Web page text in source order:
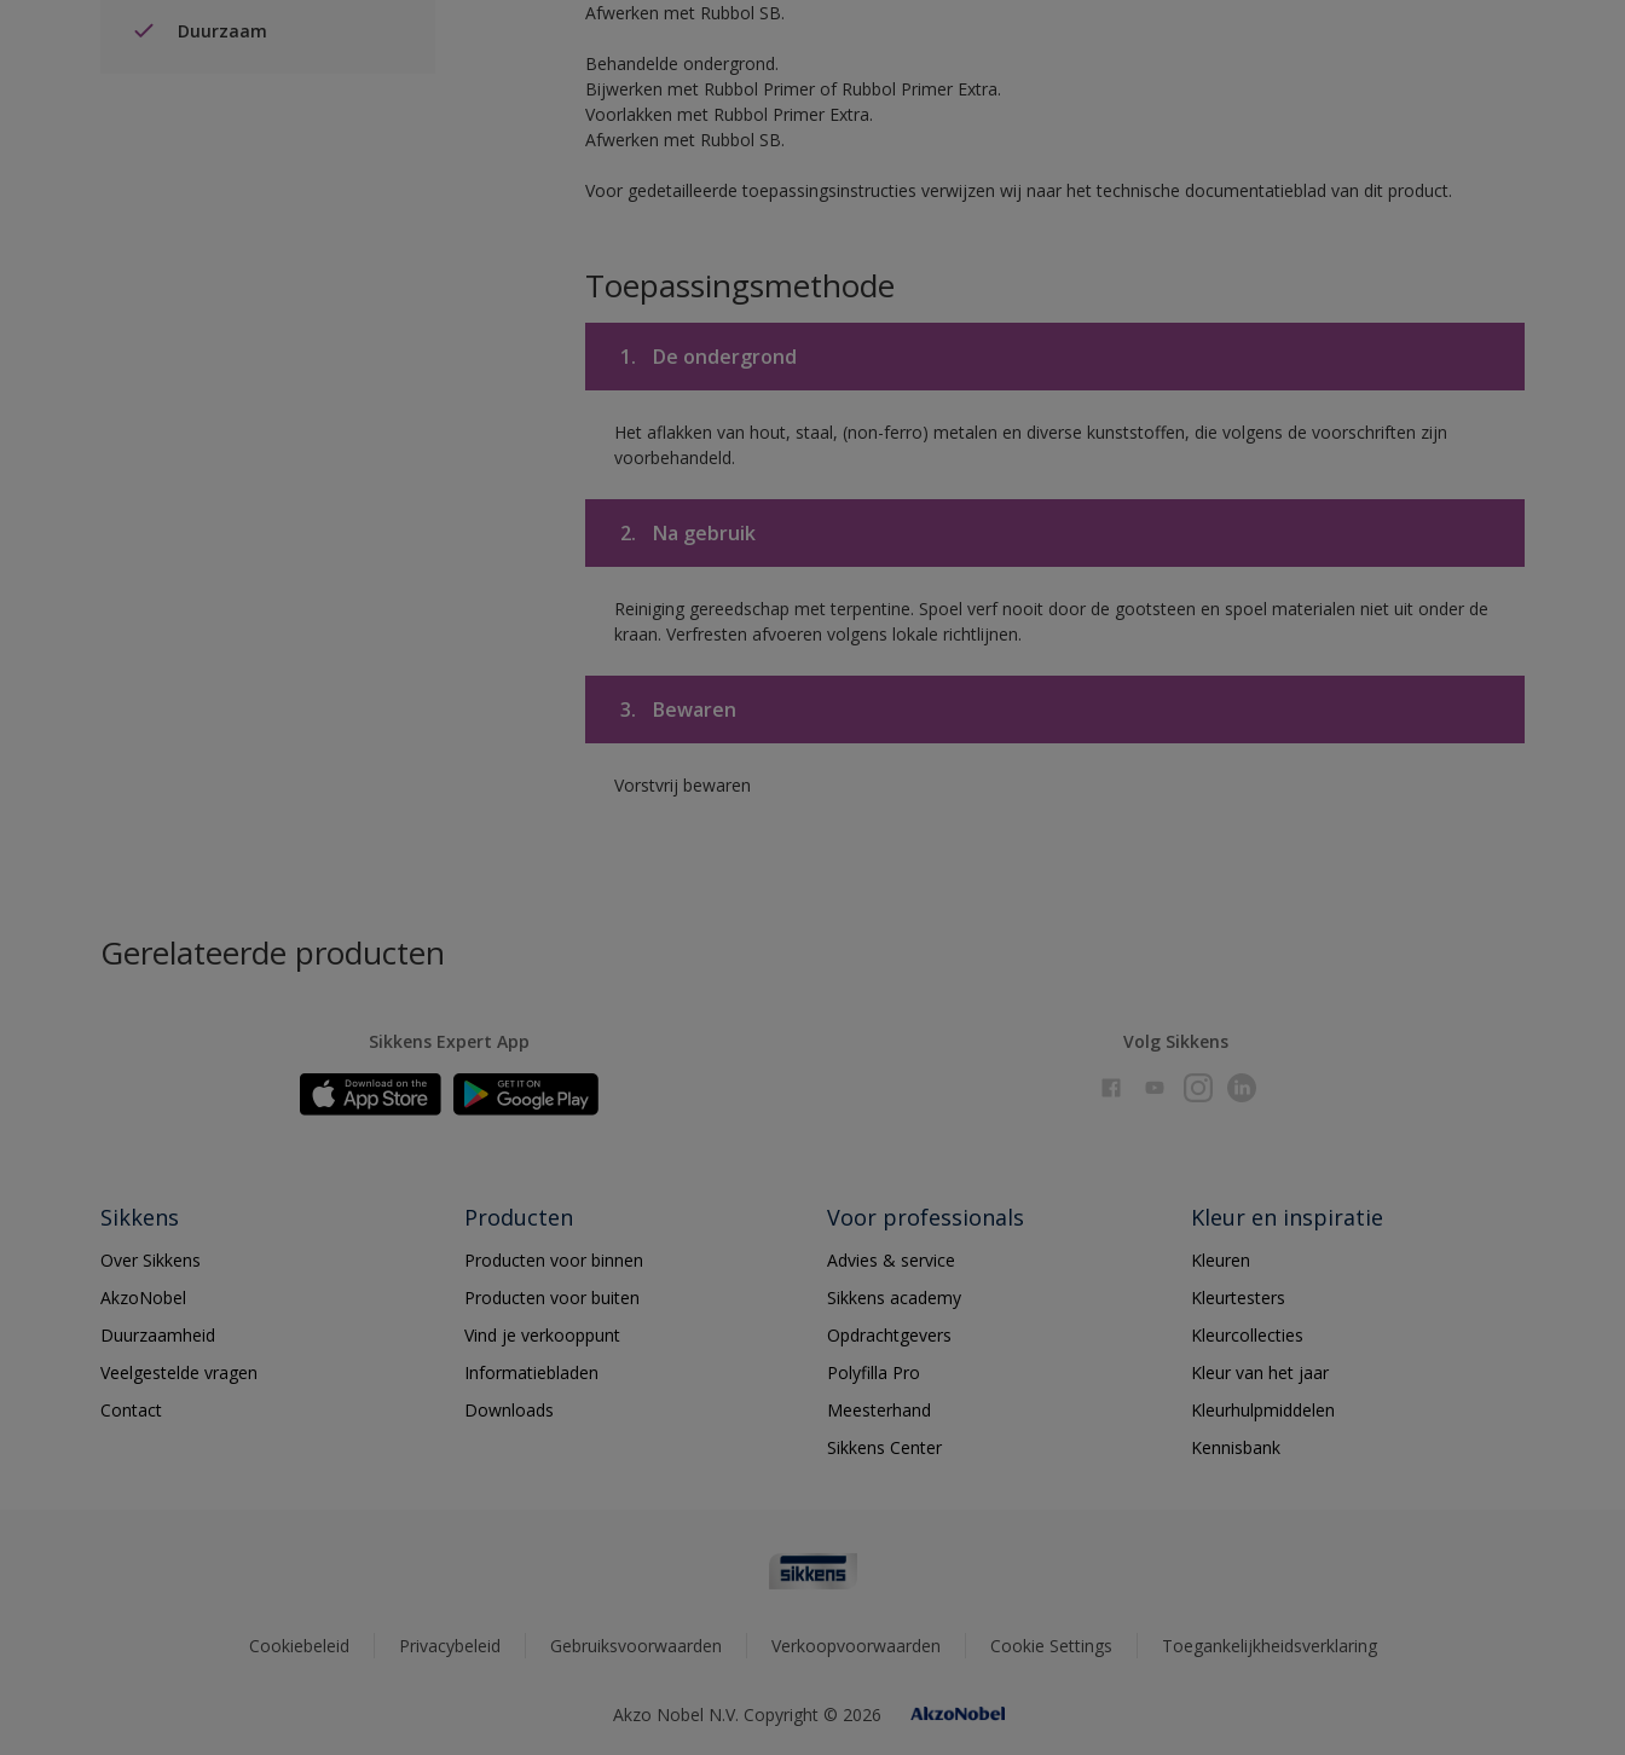
Duurzaam
Afwerken met Rubbol SB.
Behandelde ondergrond.
Bijwerken met Rubbol Primer of Rubbol Primer Extra.
Voorlakken met Rubbol Primer Extra.
Afwerken met Rubbol SB.
Voor gedetailleerde toepassingsinstructies verwijzen wij naar het technische documentatieblad van dit product.
Toepassingsmethode
1. De ondergrond
Het aflakken van hout, staal, (non-ferro) metalen en diverse kunststoffen, die volgens de voorschriften zijn
voorbehandeld.
2. Na gebruik
Reiniging gereedschap met terpentine. Spoel verf nooit door de gootsteen en spoel materialen niet uit onder de
kraan. Verfresten afvoeren volgens lokale richtlijnen.
3. Bewaren
Vorstvrij bewaren
Gerelateerde producten
Sikkens Expert App Volg Sikkens
Sikkens
Over Sikkens
AkzoNobel
Duurzaamheid
Veelgestelde vragen
Contact
Producten
Producten voor binnen
Producten voor buiten
Vind je verkooppunt
Informatiebladen
Downloads
Voor professionals
Advies & service
Sikkens academy
Opdrachtgevers
Polyfilla Pro
Meesterhand
Sikkens Center
Kleur en inspiratie
Kleuren
Kleurtesters
Kleurcollecties
Kleur van het jaar
Kleurhulpmiddelen
Kennisbank
Cookiebeleid Privacybeleid Gebruiksvoorwaarden Verkoopvoorwaarden Cookie Settings Toegankelijkheidsverklaring
Akzo Nobel N.V. Copyright © 2026